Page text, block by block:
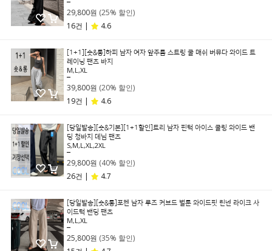
29,800원 (25% 할인)
16건 |
4.6
[1+1][숏&롱]하피 남자 여자 앞주름 스트링 쿨 매쉬 버뮤다 와이드 트
레이닝 팬츠 바지
M,L,XL
39,800원 (20% 할인)
19건 |
4.6
[당일발송][숏&기본][1+1할인]트리 남자 핀턱 아이스 쿨링 와이드 밴
딩 청바지 데님 팬츠
S,M,L,XL,2XL
29,800원 (40% 할인)
26건 |
4.7
[당일발송][숏&롱]포첸 남자 루즈 커브드 벌룬 와이드핏 린넨 라이크 사
이드턱 밴딩 팬츠
M,L,XL
25,800원 (35% 할인)